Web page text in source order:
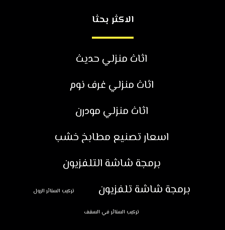
الاكثر بحثا
اثاث منزلي حديث
اثاث منزلي غرف نوم
اثاث منزلي مودرن
اسعار تصنيع مطابخ خشب
برمجة شاشة التلفزيون
برمجة شاشة تلفزيون
تركيب الستائر الرول
تركيب الستائر في السقف